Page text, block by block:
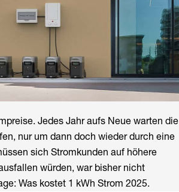
Jedes Jahr aufs Neue warten die
nur um dann doch wieder durch eine
sich Stromkunden auf höhere
würden, war bisher nicht
Was kostet 1 kWh Strom 2025.